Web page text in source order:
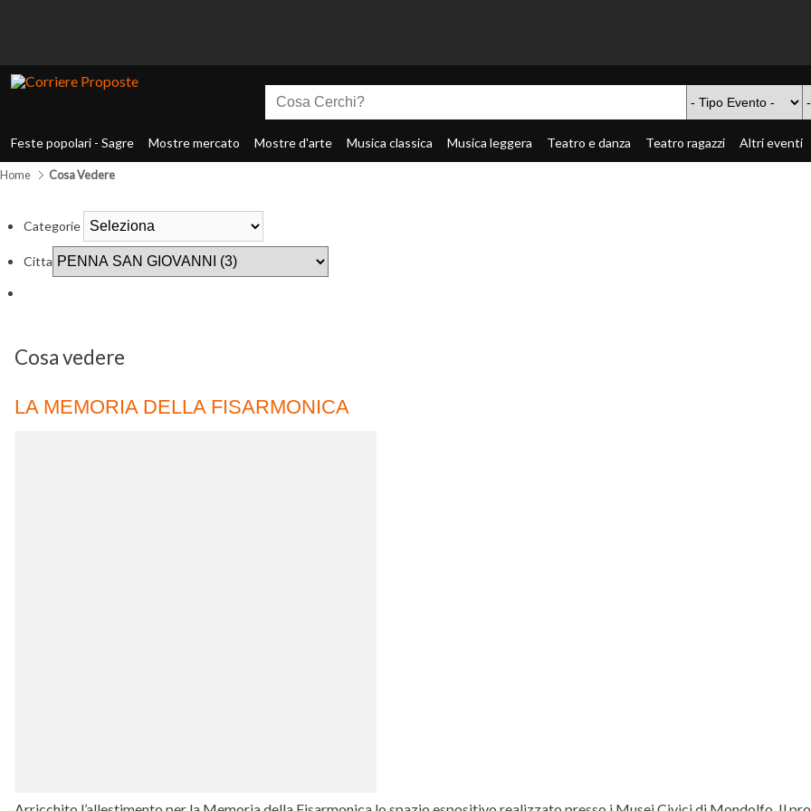
Feste popolari - Sagre Mostre mercato Mostre d'arte Musica classica Musica leggera Teatro e danza Teatro ragazzi Altri eventi
Home Cosa Vedere
Categorie
Citta
Cosa vedere
LA MEMORIA DELLA FISARMONICA